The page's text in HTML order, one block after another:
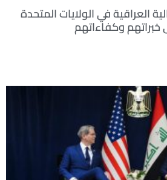
العراقية في الولايات المتحدة
خبراتهم وكفاءاتهم